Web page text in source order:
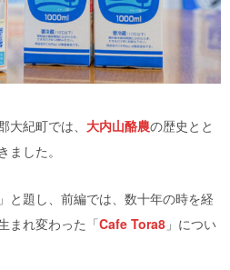
大紀町では、 大内山酪農の歴史とと
ました。
と題し、前編では、数十年の時を経
まれ変わった「Cafe Tora8 」につい